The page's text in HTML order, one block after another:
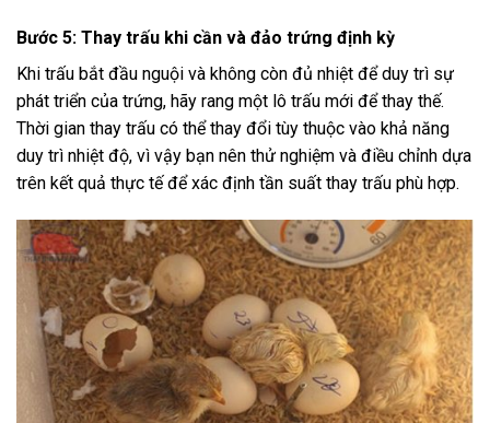
Bước 5: Thay trấu khi cần và đảo trứng định kỳ
Khi trấu bắt đầu nguội và không còn đủ nhiệt để duy trì sự
phát triển của trứng, hãy rang một lô trấu mới để thay thế.
Thời gian thay trấu có thể thay đổi tùy thuộc vào khả năng
duy trì nhiệt độ, vì vậy bạn nên thử nghiệm và điều chỉnh dựa
trên kết quả thực tế để xác định tần suất thay trấu phù hợp.